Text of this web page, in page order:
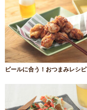
ビールに合う！おつまみレシピ